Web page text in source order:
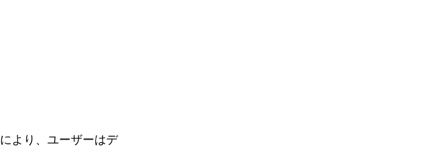
より、ユーザーはデ